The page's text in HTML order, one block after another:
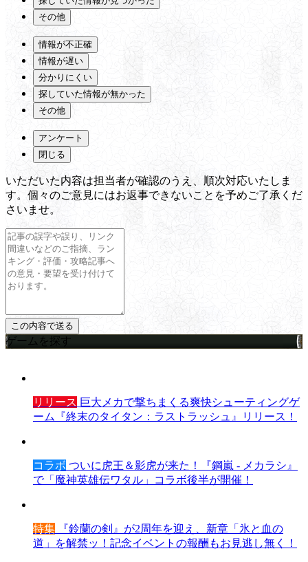
その他
情報が不正確
情報が遅い
分かりにくい
探していた情報が無かった
その他
アンケート
閉じる
いただいた内容は担当者が確認のうえ、順次対応いたしま
す。個々のご意見にはお返事できないことを予めご了承くだ
さいませ。
ゲームを探す
リリース 巨大メカで撃ちまくる爽快シューティングゲ
ーム『終末のタイタン：ラストラッシュ』リリース！
コラボ ついに虎王＆影虎が来た！『鋼嵐 - メカラシ』
で「魔神英雄伝ワタル」コラボ後半が開催！
特集 『鈴蘭の剣』が2周年を迎え、新章「氷と血の
道」を解禁ッ！記念イベントの報酬もお見逃し無く！